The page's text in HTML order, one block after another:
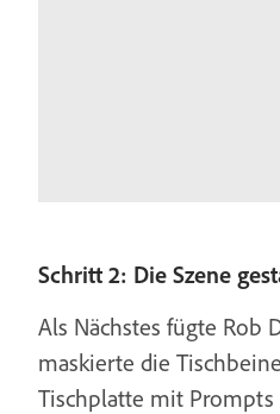
Schritt 2: Die Szene
Als Nächstes fügte Rob
maskierte die
Tischplatte mit Prompts